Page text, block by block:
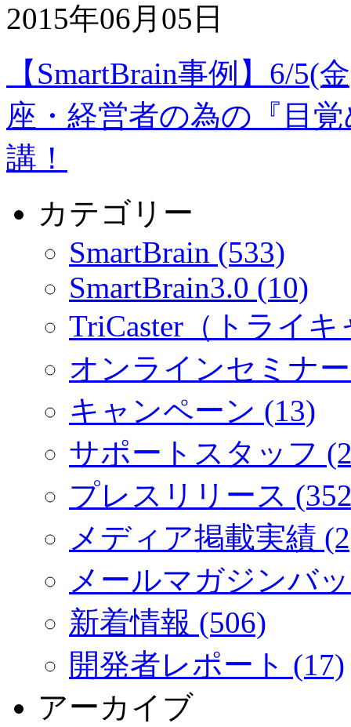
2015年06月05日
【SmartBrain事例】6/
座・経営者の為の『目
講！
カテゴリー
SmartBrain (533)
SmartBrain3.0 (10)
TriCaster（トライ
オンラインセミナ
キャンペーン (13)
サポートスタッフ
プレスリリース
メディア掲載実績
メールマガジンバ
新着情報 (506)
開発者レポート (17)
アーカイブ